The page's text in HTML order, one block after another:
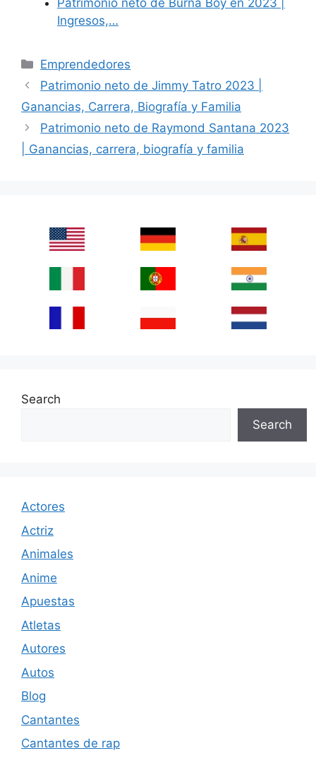
Patrimonio neto de Burna Boy en 2023 |
Ingresos,…
Categories
Emprendedores
Patrimonio neto de Jimmy Tatro 2023 |
Ganancias, Carrera, Biografía y Familia
Patrimonio neto de Raymond Santana 2023
| Ganancias, carrera, biografía y familia
Search
Search
Actores
Actriz
Animales
Anime
Apuestas
Atletas
Autores
Autos
Blog
Cantantes
Cantantes de rap